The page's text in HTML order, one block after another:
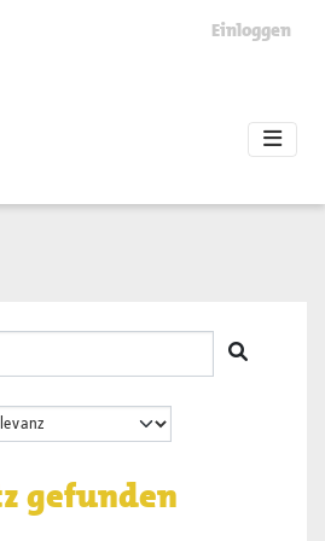
Einloggen
gefunden